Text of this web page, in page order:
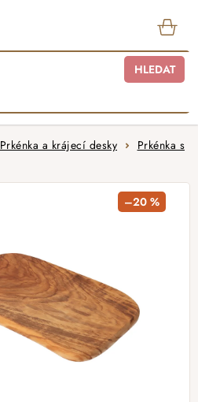
HLEDAT
Prkénka a krájecí desky
Prkénka s
–20 %